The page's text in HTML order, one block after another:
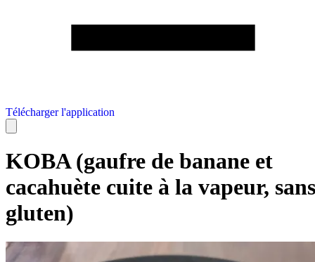
Télécharger l'application
KOBA (gaufre de banane et
cacahuète cuite à la vapeur, sans
gluten)